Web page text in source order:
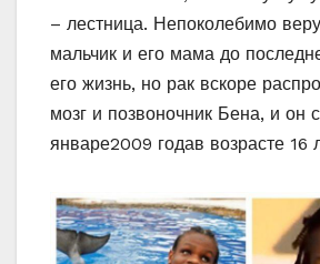
– лестница. Непоколебимо
мальчик и его мама до
его жизнь, но рак вскоре
мозг и позвоночник Бена, и он
январе2009 годав возрасте 16